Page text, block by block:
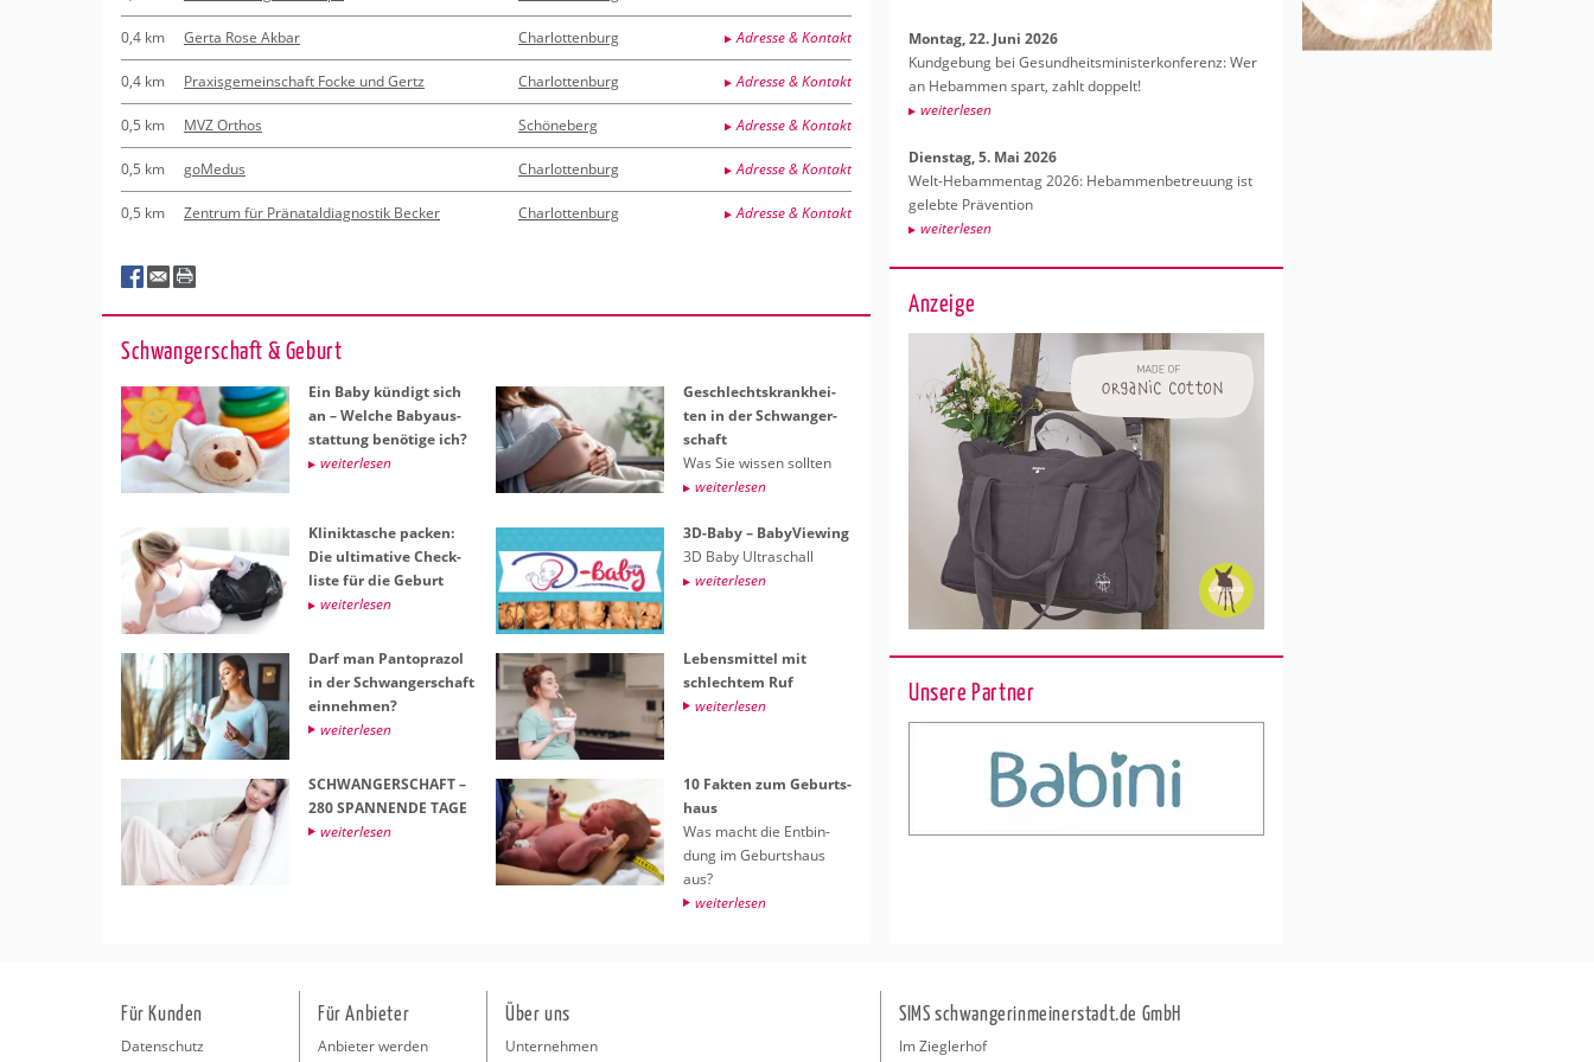
0,4 km Gerta Rose Akbar Charlottenburg Adresse & Kontakt
0,4 km Praxisgemeinschaft Focke und Gertz Charlottenburg Adresse & Kontakt
0,5 km MVZ Orthos Schöneberg Adresse & Kontakt
0,5 km goMedus Charlottenburg Adresse & Kontakt
0,5 km Zentrum für Pränataldiagnostik Becker Charlottenburg Adresse & Kontakt
Schwan­ger­schaft & Ge­burt
Ein Baby kün­digt sich
an – Wel­che Ba­by­aus­
stat­tung be­nö­ti­ge ich?
wei­ter­le­sen
Ge­schlechts­krank­hei­
ten in der Schwan­ger­
schaft
Was Sie wis­sen soll­ten
wei­ter­le­sen
Kli­nik­ta­sche pa­cken:
Die ul­ti­ma­ti­ve Check­
lis­te für die Ge­burt
wei­ter­le­sen
3D-Baby – Ba­by­Viewing
3D Baby Ul­tra­schall
wei­ter­le­sen
Darf man Pan­to­pra­zol
in der Schwan­ger­schaft
ein­neh­men?
wei­ter­le­sen
Le­bens­mit­tel mit
schlech­tem Ruf
wei­ter­le­sen
SCHWAN­GER­SCHAFT –
280 SPAN­NEN­DE TAGE
wei­ter­le­sen
10 Fak­ten zum Ge­burts­
haus
Was macht die Ent­bin­
dung im Ge­burts­haus
aus?
wei­ter­le­sen
Mon­tag, 22. Juni 2026
Kund­ge­bung bei Ge­sund­heits­mi­nis­ter­kon­fe­renz: Wer
an Heb­am­men spart, zahlt dop­pelt!
wei­ter­le­sen
Diens­tag, 5. Mai 2026
Welt-Heb­am­men­tag 2026: Heb­am­men­be­treu­ung ist
ge­leb­te Prä­ven­ti­on
wei­ter­le­sen
Anzeige
Unsere Partner
Für Kunden
Datenschutz
Für Anbieter
Anbieter werden
Über uns
Unternehmen
SIMS schwangerinmeinerstadt.de GmbH
Im Zieglerhof